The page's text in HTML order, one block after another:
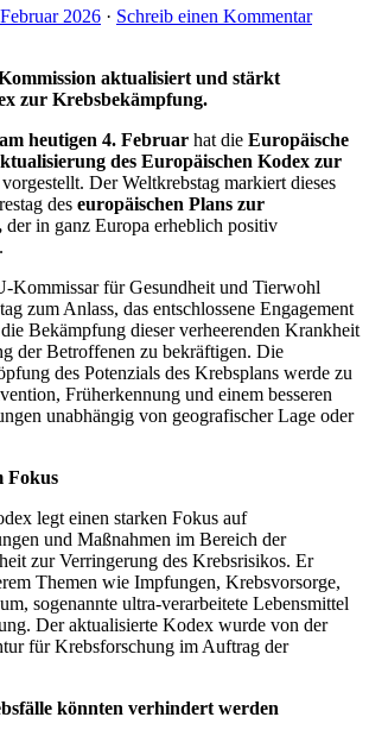
2026 · Schreib einen Kommentar
aktualisiert und stärkt
zur Krebsbekämpfung.
heutigen 4. Februar hat die Europäische
des Europäischen Kodex zur
vorgestellt. Der Weltkrebstag markiert dieses
des europäischen Plans zur
der in ganz Europa erheblich positiv
Kommissar für Gesundheit und Tierwohl
zum Anlass, das entschlossene Engagement
Bekämpfung dieser verheerenden Krankheit
der Betroffenen zu bekräftigen. Die
des Potenzials des Krebsplans werde zu
Früherkennung und einem besseren
unabhängig von geografischer Lage oder
Fokus
legt einen starken Fokus auf
und Maßnahmen im Bereich der
zur Verringerung des Krebsrisikos. Er
Themen wie Impfungen, Krebsvorsorge,
sogenannte ultra-verarbeitete Lebensmittel
Der aktualisierte Kodex wurde von der
für Krebsforschung im Auftrag der
könnten verhindert werden